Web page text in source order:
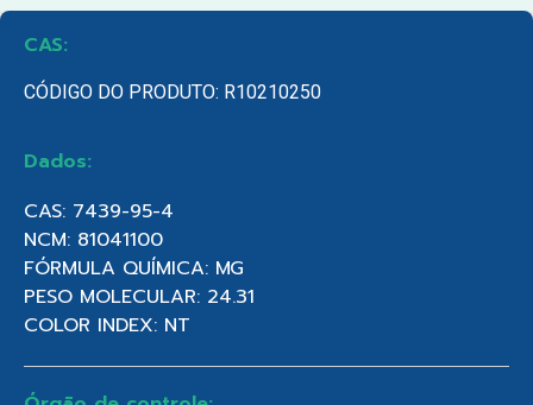
CAS:
CÓDIGO DO PRODUTO: R10210250
Dados:
CAS: 7439-95-4
NCM: 81041100
FÓRMULA QUÍMICA: MG
PESO MOLECULAR: 24.31
COLOR INDEX: NT